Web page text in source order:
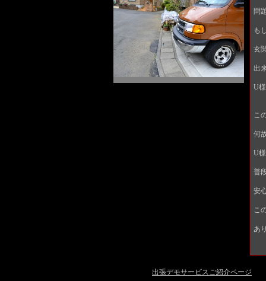
問
も
玄
出
U
こ
何
U
普
安
こ
あ
出張デモサービスご紹介ページ